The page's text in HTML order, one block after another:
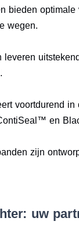
bieden
wegen.
leveren
voortdurend
en
zijn
uw